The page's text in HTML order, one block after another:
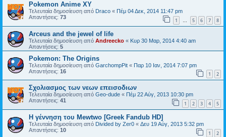
Pokemon Anime XY
Τελευταία δημοσίευση από Draco « Πέμ 04 Δεκ, 2014 11:47 pm
Απαντήσεις: 73 1 … 5 6 7 8
Arceus and the jewel of life
Τελευταία δημοσίευση από Andreecko « Κυρ 30 Μαρ, 2014 4:40 am
Απαντήσεις: 5
Pokemon: The Origins
Τελευταία δημοσίευση από GarchompPit « Παρ 10 Ιαν, 2014 7:07 pm
Απαντήσεις: 16 1 2
Σχολιασμος των νεων επεισοδιων
Τελευταία δημοσίευση από Geo-dude « Πέμ 22 Αύγ, 2013 10:30 pm
Απαντήσεις: 41 1 2 3 4 5
Η γέννηση του Mewtwo [Greek Fandub HD]
Τελευταία δημοσίευση από Divided by Zer0 « Δευ 19 Αύγ, 2013 5:32 pm
Απαντήσεις: 10 1 2